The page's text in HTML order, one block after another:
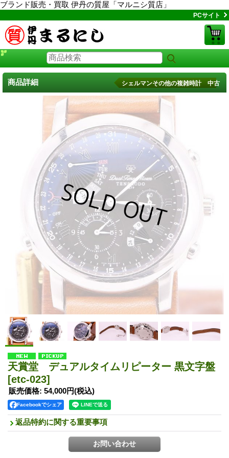
ブランド販売・買取 伊丹の質屋「マルニシ質店」
PCサイト
商品詳細 シェルマンその他の複雑時計 中古
天賞堂 デュアルタイムリピーター 黒文字盤
[etc-023]
販売価格: 54,000円(税込)
Facebookでシェア
返品特約に関する重要事項